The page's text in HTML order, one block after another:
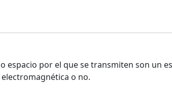
por el que se transmiten son un
o no.